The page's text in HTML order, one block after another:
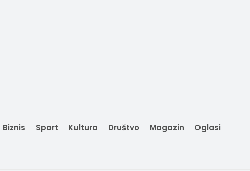
Biznis Sport Kultura Društvo Magazin Oglasi